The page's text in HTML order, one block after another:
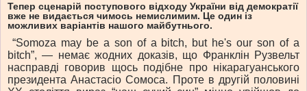
Тепер сценарій поступового відходу України від демократії
вже не видається чимось немислимим. Це один із
можливих варіантів нашого майбутнього.
“Somoza may be a son of a bitch, but he's our son of a
bitch”, — немає жодних доказів, що Франклін Рузвельт
насправді говорив щось подібне про нікарагуанського
президента Анастасіо Сомоса. Проте в другій половині